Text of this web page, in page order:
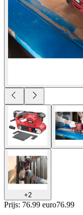
+2
Prijs: 76.99 euro76.99